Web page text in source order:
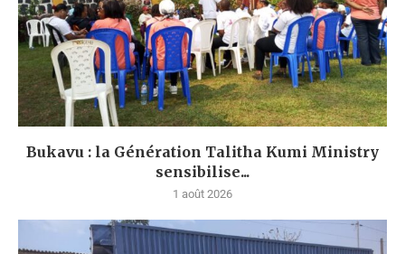
Bukavu : la Génération Talitha Kumi Ministry
sensibilise...
1 août 2026